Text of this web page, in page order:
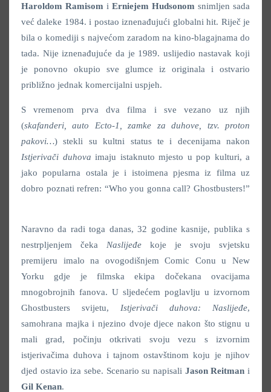
Haroldom Ramisom i Erniejem Hudsonom snimljen sada
već daleke 1984. i postao iznenađujući globalni hit. Riječ je
bila o komediji s najvećom zaradom na kino-blagajnama do
tada. Nije iznenađujuće da je 1989. uslijedio nastavak koji
je ponovno okupio sve glumce iz originala i ostvario
približno jednak komercijalni uspjeh.
S vremenom prva dva filma i sve vezano uz njih
(skafanderi, auto Ecto-1, zamke za duhove, tzv. proton
pakovi…) stekli su kultni status te i decenijama nakon
Istjerivači duhova imaju istaknuto mjesto u pop kulturi, a
jako popularna ostala je i istoimena pjesma iz filma uz
dobro poznati refren: “Who you gonna call? Ghostbusters!”
Naravno da radi toga danas, 32 godine kasnije, publika s
nestrpljenjem čeka Naslijeđe koje je svoju svjetsku
premijeru imalo na ovogodišnjem Comic Conu u New
Yorku gdje je filmska ekipa dočekana ovacijama
mnogobrojnih fanova. U sljedećem poglavlju u izvornom
Ghostbusters svijetu, Istjerivači duhova: Naslijeđe,
samohrana majka i njezino dvoje djece nakon što stignu u
mali grad, počinju otkrivati svoju vezu s izvornim
istjerivačima duhova i tajnom ostavštinom koju je njihov
djed ostavio iza sebe. Scenario su napisali Jason Reitman i
Gil Kenan.